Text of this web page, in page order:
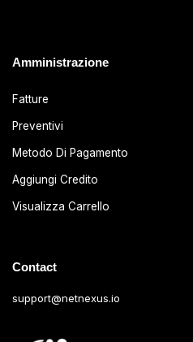
Amministrazione
Fatture
Preventivi
Metodo Di Pagamento
Aggiungi Credito
Visualizza Carrello
Contact
support@netnexus.io